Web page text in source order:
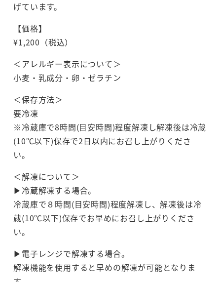
げています。
【価格】
¥1,200（税込）
＜アレルギー表示について＞
小麦・乳成分・卵・ゼラチン
＜保存方法＞
要冷凍
※冷蔵庫で8時間(目安時間)程度解凍し解凍後は冷蔵
(10℃以下)保存で2日以内にお召し上がりくださ
い。
＜解凍について＞
▶︎冷蔵解凍する場合。
冷蔵庫で８時間(目安時間)程度解凍し、解凍後は冷
蔵(10℃以下)保存でお早めにお召し上がりくださ
い。
▶︎電子レンジで解凍する場合。
解凍機能を使用すると早めの解凍が可能となりま